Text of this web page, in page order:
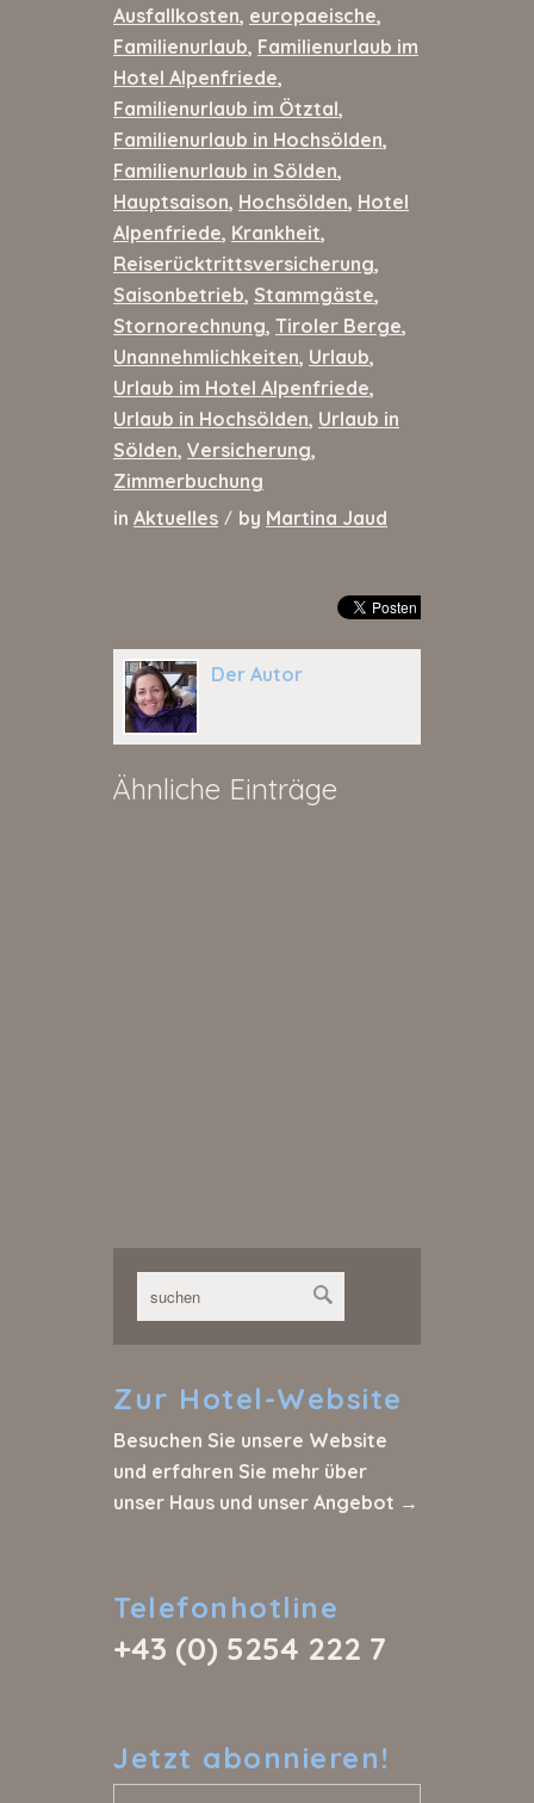
Ausfallkosten, europaeische,
Familienurlaub, Familienurlaub im
Hotel Alpenfriede,
Familienurlaub im Ötztal,
Familienurlaub in Hochsölden,
Familienurlaub in Sölden,
Hauptsaison, Hochsölden, Hotel
Alpenfriede, Krankheit,
Reiserücktrittsversicherung,
Saisonbetrieb, Stammgäste,
Stornorechnung, Tiroler Berge,
Unannehmlichkeiten, Urlaub,
Urlaub im Hotel Alpenfriede,
Urlaub in Hochsölden, Urlaub in
Sölden, Versicherung,
Zimmerbuchung
in Aktuelles / by Martina Jaud
Der Autor
Ähnliche Einträge
Zur Hotel-Website
Besuchen Sie unsere Website
und erfahren Sie mehr über
unser Haus und unser Angebot →
Telefonhotline
+43 (0) 5254 222 7
Jetzt abonnieren!